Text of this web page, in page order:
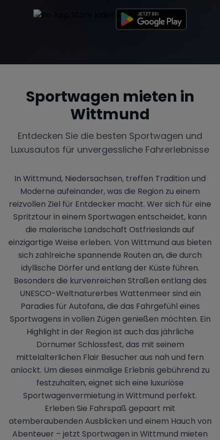
Range Rover
Sportwagen mieten in
Wittmund
Entdecken Sie die besten Sportwagen und
Luxusautos für unvergessliche Fahrerlebnisse
In Wittmund, Niedersachsen, treffen Tradition und
Moderne aufeinander, was die Region zu einem
reizvollen Ziel für Entdecker macht. Wer sich für eine
Spritztour in einem Sportwagen entscheidet, kann
die malerische Landschaft Ostfrieslands auf
einzigartige Weise erleben. Von Wittmund aus bieten
sich zahlreiche spannende Routen an, die durch
idyllische Dörfer und entlang der Küste führen.
Besonders die kurvenreichen Straßen entlang des
UNESCO-Weltnaturerbes Wattenmeer sind ein
Paradies für Autofans, die das Fahrgefühl eines
Sportwagens in vollen Zügen genießen möchten. Ein
Highlight in der Region ist auch das jährliche
Dornumer Schlossfest, das mit seinem
mittelalterlichen Flair Besucher aus nah und fern
anlockt. Um dieses einmalige Erlebnis gebührend zu
festzuhalten, eignet sich eine luxuriöse
Sportwagenvermietung in Wittmund perfekt.
Erleben Sie Fahrspaß gepaart mit
atemberaubenden Ausblicken und einem Hauch von
Abenteuer – jetzt Sportwagen in Wittmund mieten